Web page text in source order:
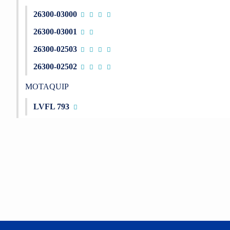
26300-03000
26300-03001
26300-02503
26300-02502
MOTAQUIP
LVFL 793
Ürün bilgilerinde hatalar bulunuyor.